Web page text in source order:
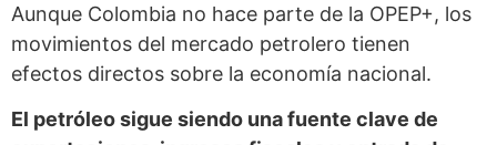
Aunque Colombia no hace parte de la OPEP+, los
movimientos del mercado petrolero tienen
efectos directos sobre la economía nacional.
El petróleo sigue siendo una fuente clave de